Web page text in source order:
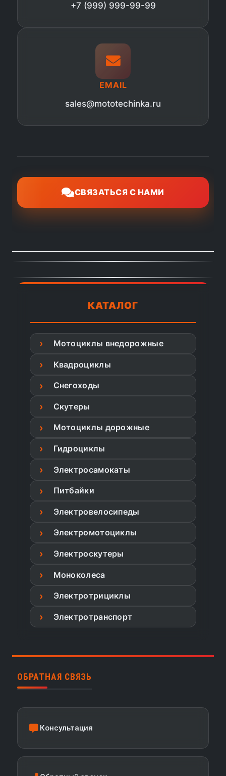
+7 (999) 999-99-99
EMAIL
sales@mototechinka.ru
СВЯЗАТЬСЯ С НАМИ
КАТАЛОГ
Мотоциклы внедорожные
Квадроциклы
Снегоходы
Скутеры
Мотоциклы дорожные
Гидроциклы
Электросамокаты
Питбайки
Электровелосипеды
Электромотоциклы
Электроскутеры
Моноколеса
Электротрициклы
Электротранспорт
ОБРАТНАЯ СВЯЗЬ
Консультация